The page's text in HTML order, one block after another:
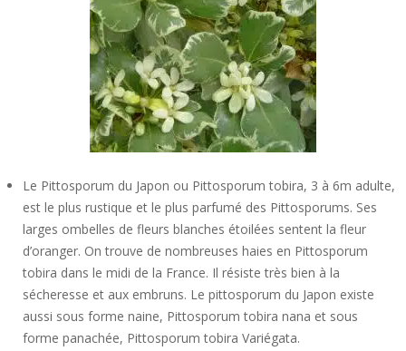
Le Pittosporum du Japon ou Pittosporum tobira, 3 à 6m adulte,
est le plus rustique et le plus parfumé des Pittosporums. Ses
larges ombelles de fleurs blanches étoilées sentent la fleur
d’oranger. On trouve de nombreuses haies en Pittosporum
tobira dans le midi de la France. Il résiste très bien à la
sécheresse et aux embruns. Le pittosporum du Japon existe
aussi sous forme naine, Pittosporum tobira nana et sous
forme panachée, Pittosporum tobira Variégata.